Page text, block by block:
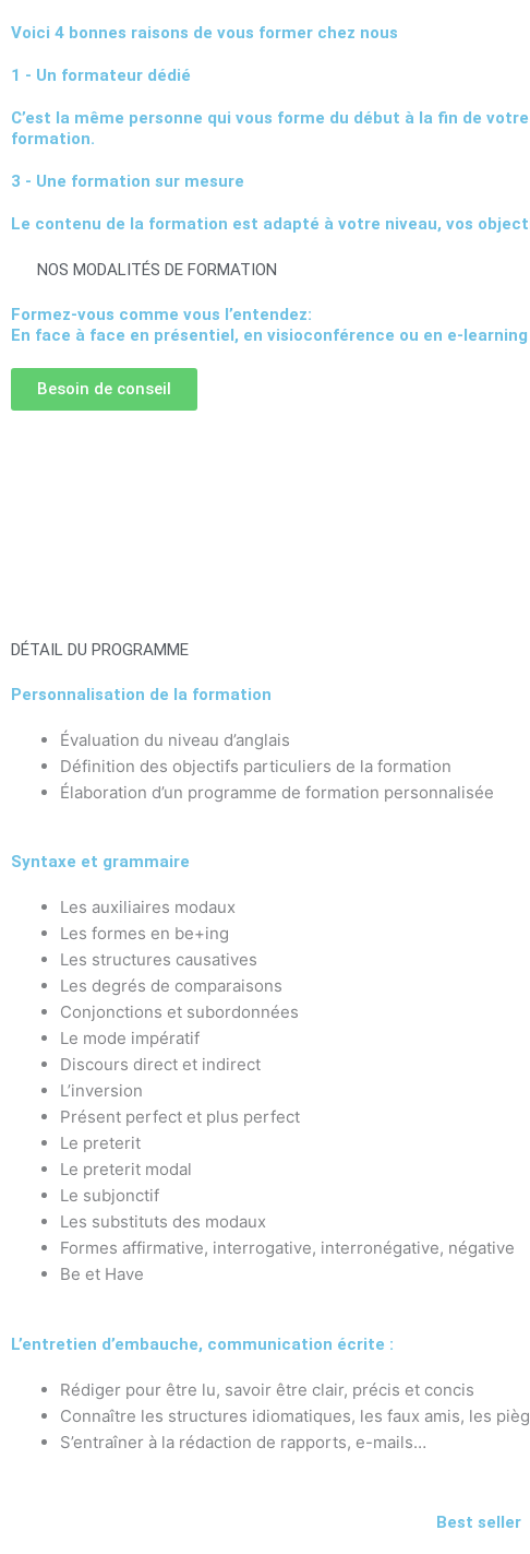
Voici 4 bonnes raisons de vous former chez nous
1 - Un formateur dédié
C’est la même personne qui vous forme du début à la fin de votre
formation.
3 - Une formation sur mesure
Le contenu de la formation est adapté à votre niveau, vos
NOS MODALITÉS DE FORMATION
Formez-vous comme vous l’entendez:
En face à face en présentiel, en visioconférence ou en e-learning
Besoin de conseil
DÉTAIL DU PROGRAMME
Personnalisation de la formation
Évaluation du niveau d’anglais
Définition des objectifs particuliers de la formation
Élaboration d’un programme de formation personnalisée
Syntaxe et grammaire
Les auxiliaires modaux
Les formes en be+ing
Les structures causatives
Les degrés de comparaisons
Conjonctions et subordonnées
Le mode impératif
Discours direct et indirect
L’inversion
Présent perfect et plus perfect
Le preterit
Le preterit modal
Le subjonctif
Les substituts des modaux
Formes affirmative, interrogative, interronégative, négative
Be et Have
L’entretien d’embauche, communication écrite :
Rédiger pour être lu, savoir être clair, précis et concis
Connaître les structures idiomatiques, les faux amis, les
S’entraîner à la rédaction de rapports, e-mails…
Best seller